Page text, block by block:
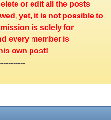
or edit all the posts
yet, it is not possible to
is solely for
every member is
own post!